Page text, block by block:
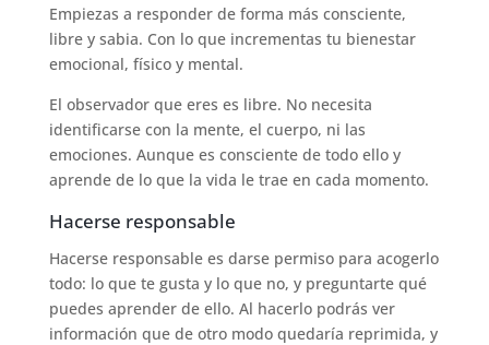
Empiezas a responder de forma más consciente,
libre y sabia. Con lo que incrementas tu bienestar
emocional, físico y mental.
El observador que eres es libre. No necesita
identificarse con la mente, el cuerpo, ni las
emociones. Aunque es consciente de todo ello y
aprende de lo que la vida le trae en cada momento.
Hacerse responsable
Hacerse responsable es darse permiso para acogerlo
todo: lo que te gusta y lo que no, y preguntarte qué
puedes aprender de ello. Al hacerlo podrás ver
información que de otro modo quedaría reprimida, y